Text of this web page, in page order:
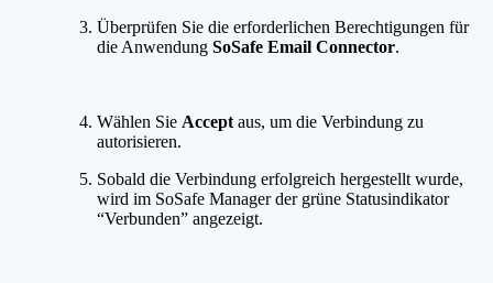
Überprüfen Sie die erforderlichen Berechtigungen für
die Anwendung SoSafe Email Connector.
Wählen Sie Accept aus, um die Verbindung zu
autorisieren.
Sobald die Verbindung erfolgreich hergestellt wurde,
wird im SoSafe Manager der grüne Statusindikator
“Verbunden” angezeigt.